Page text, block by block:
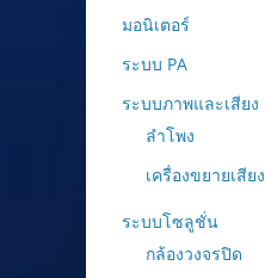
มอนิเตอร์
ระบบ PA
ระบบภาพและเสียง
ลำโพง
เครื่องขยายเสียง
ระบบโซลูชั่น
กล้องวงจรปิด